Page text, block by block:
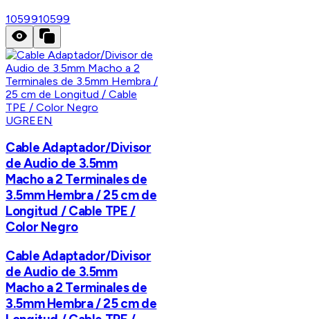
1059910599
UGREEN
Cable Adaptador/Divisor
de Audio de 3.5mm
Macho a 2 Terminales de
3.5mm Hembra / 25 cm de
Longitud / Cable TPE /
Color Negro
Cable Adaptador/Divisor
de Audio de 3.5mm
Macho a 2 Terminales de
3.5mm Hembra / 25 cm de